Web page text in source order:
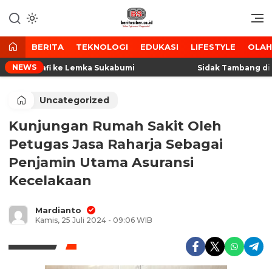
ke
konten
BeritaSiber.co.id
Media Tanggap Dan Akurat
BERITA TEKNOLOGI EDUKASI LIFESTYLE
NEWS
Kaligrafi ke Lemka Sukabumi Sidak Tambang di
Uncategorized
Kunjungan Rumah Sakit Oleh
Petugas Jasa Raharja Sebagai
Penjamin Utama Asuransi
Kecelakaan
Mardianto
Kamis, 25 Juli 2024 - 09:06 WIB